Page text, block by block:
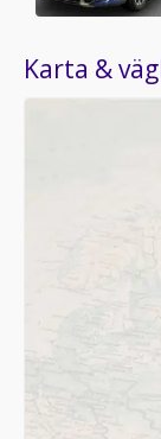
Karta &